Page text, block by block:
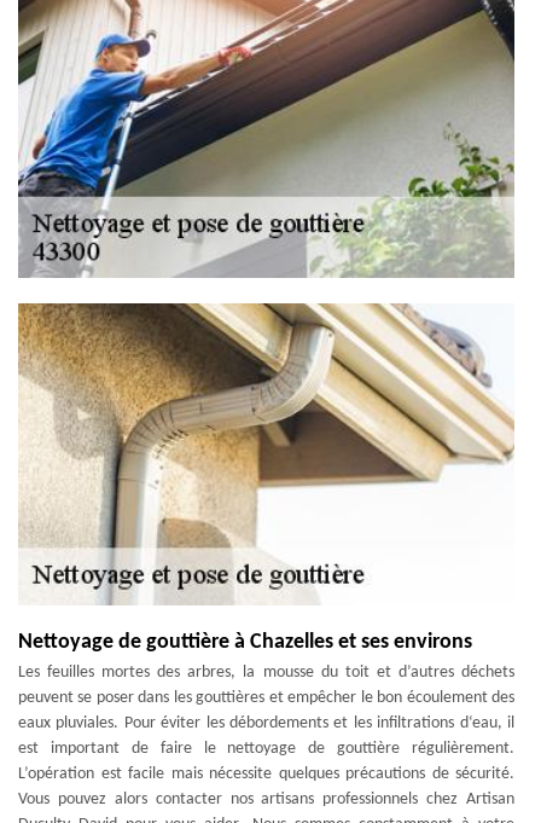
Nettoyage de gouttière à Chazelles et ses environs
Les feuilles mortes des arbres, la mousse du toit et d’autres déchets
peuvent se poser dans les gouttières et empêcher le bon écoulement des
eaux pluviales. Pour éviter les débordements et les infiltrations d‘eau, il
est important de faire le nettoyage de gouttière régulièrement.
L’opération est facile mais nécessite quelques précautions de sécurité.
Vous pouvez alors contacter nos artisans professionnels chez Artisan